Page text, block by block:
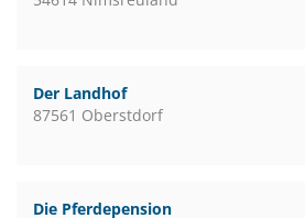
Der Landhof
87561 Oberstdorf
Die Pferdepension